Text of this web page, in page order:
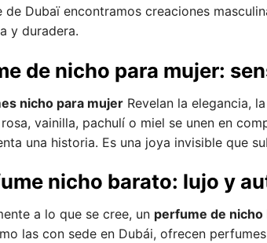
de Dubaï encontramos creaciones
y duradera.
de nicho para mujer:
nicho para mujer Revelan la elegancia,
vainilla, pachulí o miel se unen en
una historia. Es una joya invisible que
nicho barato: lujo y
a lo que se cree, un perfume de nicho
las con sede en Dubái, ofrecen